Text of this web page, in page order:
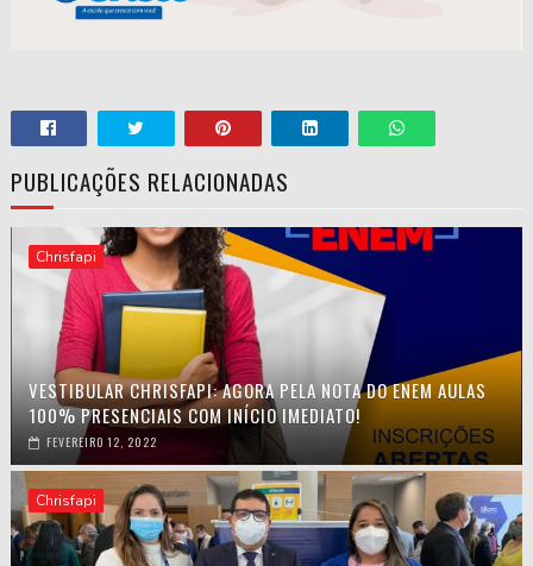
PUBLICAÇÕES RELACIONADAS
Chrisfapi
VESTIBULAR CHRISFAPI: AGORA PELA NOTA DO ENEM AULAS
100% PRESENCIAIS COM INÍCIO IMEDIATO!
FEVEREIRO 12, 2022
Chrisfapi